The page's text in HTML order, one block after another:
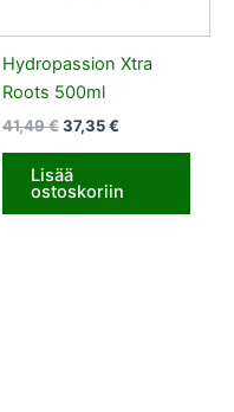
Hydropassion Xtra
Roots 500ml
41,49€ 37,35€
Lisää
ostoskoriin